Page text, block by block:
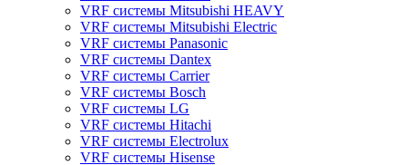
VRF системы Mitsubishi HEAVY
VRF системы Mitsubishi Electric
VRF системы Panasonic
VRF системы Dantex
VRF системы Carrier
VRF системы Bosch
VRF системы LG
VRF системы Hitachi
VRF системы Electrolux
VRF системы Hisense